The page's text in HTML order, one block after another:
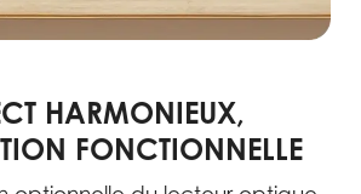
HARMONIEUX,
FONCTIONNELLE